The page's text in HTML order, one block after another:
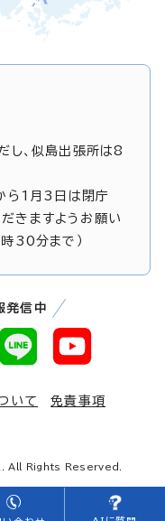
、似島出張所は8
ら1月3日は閉庁
きますようお願い
時30分まで）
発信中
いて
免責事項
Rights Reserved.